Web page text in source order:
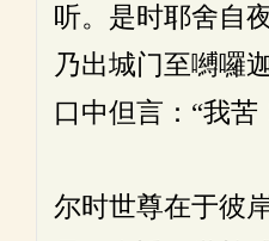
听。是时耶舍自
乃出城门至嚩囉
口中但言：“我苦
尔时世尊在于彼